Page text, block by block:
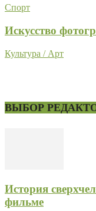
Спорт
Искусство
Культура / Арт
ВЫБОР
История
фильме